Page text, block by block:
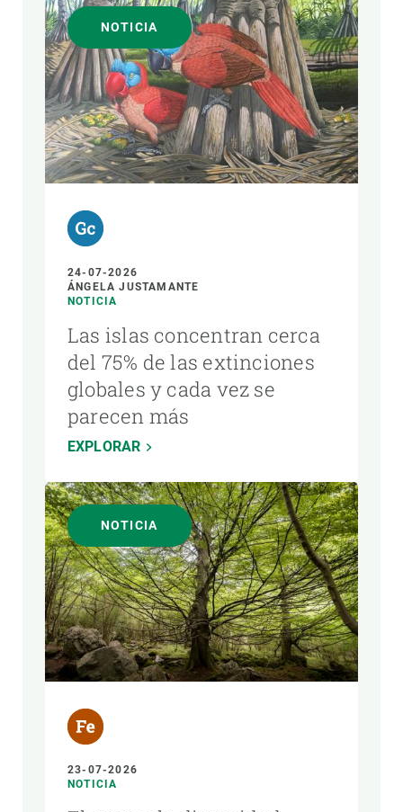
NOTICIA
24-07-2026
ÁNGELA JUSTAMANTE
NOTICIA
Las islas concentran cerca
del 75% de las extinciones
globales y cada vez se
parecen más
EXPLORAR
NOTICIA
23-07-2026
NOTICIA